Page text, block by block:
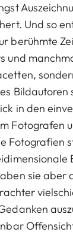
Und so
berühmte
und
Bildautoren
in den
Fotografen
Fotografien
sie aber